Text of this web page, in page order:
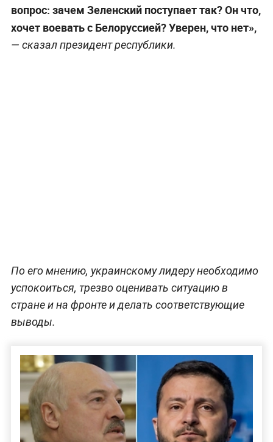
вопрос: зачем Зеленский поступает так? Он что,
хочет воевать с Белоруссией? Уверен, что нет»,
— сказал президент республики.
По его мнению, украинскому лидеру необходимо
успокоиться, трезво оценивать ситуацию в
стране и на фронте и делать соответствующие
выводы.